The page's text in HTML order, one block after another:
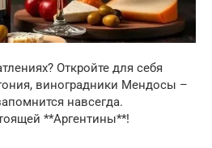
Откройте для себя
виноградники Мендосы –
навсегда.
**Аргентины**!